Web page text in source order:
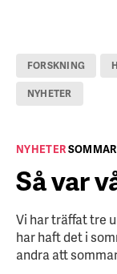
FORSKNING
NYHETER
NYHETER
Så var
Vi har träffat tre
har haft det i
andra att